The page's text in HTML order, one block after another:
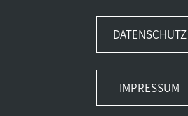
DATENSCHUTZ
IMPRESSUM